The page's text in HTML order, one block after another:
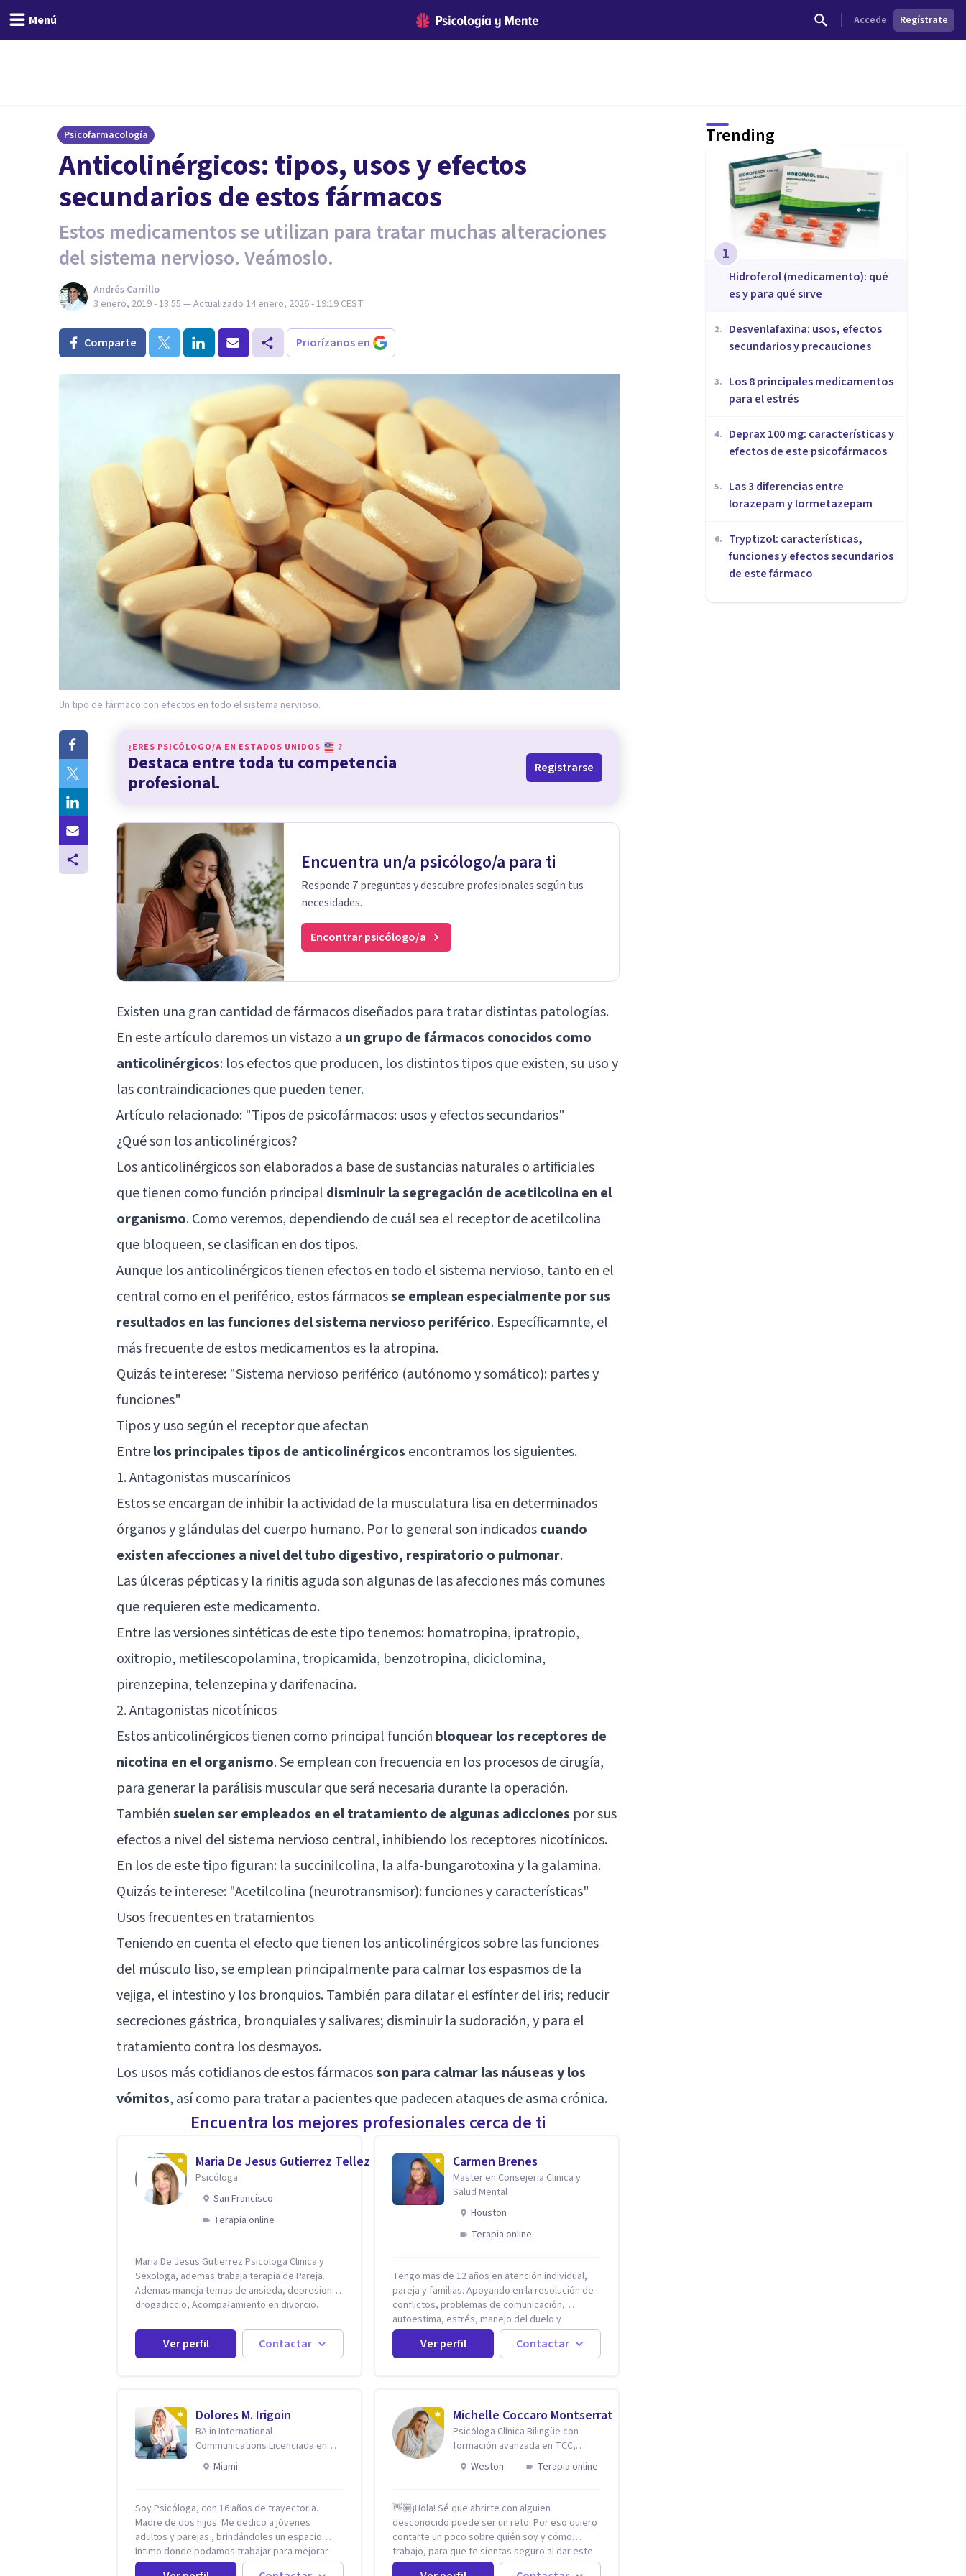
Menú Accede Regístrate
Psicofarmacología
Anticolinérgicos: tipos, usos y efectos
secundarios de estos fármacos
Estos medicamentos se utilizan para tratar muchas alteraciones
del sistema nervioso. Veámoslo.
Andrés Carrillo
3 enero, 2019 - 13:55 — Actualizado 14 enero, 2026 - 19:19 CEST
Comparte Priorízanos en
Un tipo de fármaco con efectos en todo el sistema nervioso.
¿ERES PSICÓLOGO/A EN ESTADOS UNIDOS ?
Destaca entre toda tu competencia
profesional.
Registrarse
Encuentra un/a psicólogo/a para ti
Responde 7 preguntas y descubre profesionales según tus
necesidades.
Encontrar psicólogo/a
Existen una gran cantidad de fármacos diseñados para tratar distintas patologías.
En este artículo daremos un vistazo a un grupo de fármacos conocidos como
anticolinérgicos: los efectos que producen, los distintos tipos que existen, su uso y
las contraindicaciones que pueden tener.
Artículo relacionado: "Tipos de psicofármacos: usos y efectos secundarios"
¿Qué son los anticolinérgicos?
Los anticolinérgicos son elaborados a base de sustancias naturales o artificiales
que tienen como función principal disminuir la segregación de acetilcolina en el
organismo. Como veremos, dependiendo de cuál sea el receptor de acetilcolina
que bloqueen, se clasifican en dos tipos.
Aunque los anticolinérgicos tienen efectos en todo el sistema nervioso, tanto en el
central como en el periférico, estos fármacosse emplean especialmente por sus
resultados en las funciones del sistema nervioso periférico. Específicamnte, el
más frecuente de estos medicamentos es la atropina.
Quizás te interese: "Sistema nervioso periférico (autónomo y somático): partes y
funciones"
Tipos y uso según el receptor que afectan
Entrelos principales tipos de anticolinérgicos encontramos los siguientes.
1. Antagonistas muscarínicos
Estos se encargan de inhibir la actividad de la musculatura lisa en determinados
órganos y glándulas del cuerpo humano. Por lo general son indicadoscuando
existen afecciones a nivel del tubo digestivo, respiratorio o pulmonar.
Las úlceras pépticas y la rinitis aguda son algunas de las afecciones más comunes
que requieren este medicamento.
Entre las versiones sintéticas de este tipo tenemos: homatropina, ipratropio,
oxitropio, metilescopolamina, tropicamida, benzotropina, diciclomina,
pirenzepina, telenzepina y darifenacina.
2. Antagonistas nicotínicos
Estos anticolinérgicos tienen como principal función bloquear los receptores de
nicotina en el organismo. Se emplean con frecuencia en los procesos de cirugía,
para generar la parálisis muscular que será necesaria durante la operación.
Tambiénsuelen ser empleados en el tratamiento de algunas adicciones por sus
efectos a nivel del sistema nervioso central, inhibiendo los receptores nicotínicos.
En los de este tipo figuran: la succinilcolina, la alfa-bungarotoxina y la galamina.
Quizás te interese: "Acetilcolina (neurotransmisor): funciones y características"
Usos frecuentes en tratamientos
Teniendo en cuenta el efecto que tienen los anticolinérgicos sobre las funciones
del músculo liso, se emplean principalmente para calmar los espasmos de la
vejiga, el intestino y los bronquios. También para dilatar el esfínter del iris; reducir
secreciones gástrica, bronquiales y salivares; disminuir la sudoración, y para el
tratamiento contra los desmayos.
Los usos más cotidianos de estos fármacosson para calmar las náuseas y los
vómitos, así como para tratar a pacientes que padecen ataques de asma crónica.
Encuentra los mejores profesionales cerca de ti
Maria De Jesus Gutierrez Tellez
Psicóloga
San Francisco
Terapia online
Maria De Jesus Gutierrez Psicologa Clinica y
Sexologa, ademas trabaja terapia de Pareja.
Ademas maneja temas de ansieda, depresion,
drogadiccio, Acompa{amiento en divorcio.
años de experiencia, constantemente
capacitandose en las diferntes areas de la
Salud Mental.
Ver perfil Contactar
Carmen Brenes
Master en Consejeria Clinica y
Salud Mental
Houston
Terapia online
Tengo mas de 12 años en atención individual,
pareja y familias. Apoyando en la resolución de
conflictos, problemas de comunicación,
autoestima, estrés, manejo del duelo y
personas con ansiedad y depresión, así como
problemas de conducta y comportamiento.
Desarrollo de personas maximizando su
vital para la vida de cada uno tener su propia
vision.
Ver perfil Contactar
Dolores M. Irigoin
BA in International
Communications Licenciada en
Psicologia Filosofia China en
Harvard
Miami
Soy Psicóloga, con 16 años de trayectoria.
Madre de dos hijos. Me dedico a jóvenes
adultos y parejas , brindándoles un espacio
íntimo donde podamos trabajar para mejorar
todos los aspectos de sus vidas. Conozco
Michelle Coccaro Montserrat
Psicóloga Clínica Bilingüe con
formación avanzada en TCC,
Neurociencias e Inteligencia
Emocional.
Weston Terapia online
👋🏽¡Hola! Sé que abrirte con alguien
desconocido puede ser un reto. Por eso quiero
contarte un poco sobre quién soy y cómo
trabajo, para que te sientas seguro al dar este
paso. Soy psicóloga clínica bilingüe con más de
Trending
1
Hidroferol (medicamento): qué
es y para qué sirve
2.
Desvenlafaxina: usos, efectos
secundarios y precauciones
3.
Los 8 principales medicamentos
para el estrés
4.
Deprax 100 mg: características y
efectos de este psicofármacos
5.
Las 3 diferencias entre
lorazepam y lormetazepam
6.
Tryptizol: características,
funciones y efectos secundarios
de este fármaco